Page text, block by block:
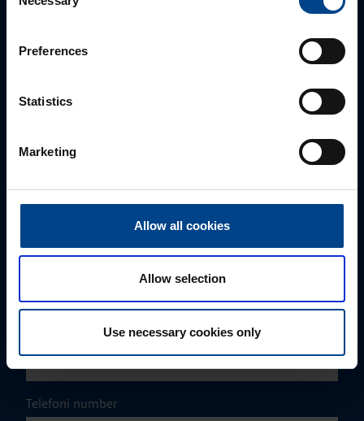
Selection
Preferences
Statistics
Marketing
Allow all cookies
Allow selection
Use necessary cookies only
+372 56560000
Perekonnanimi*
Ettevõte
Telefoni number